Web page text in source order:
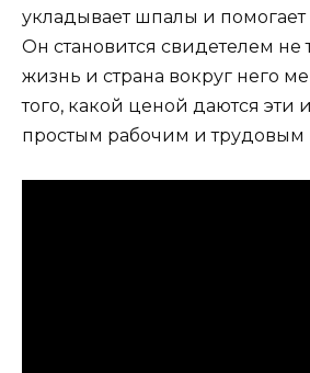
укладывает шпалы и помогает
Он становится свидетелем не
жизнь и страна вокруг него
того, какой ценой даются эти
простым рабочим и трудовым